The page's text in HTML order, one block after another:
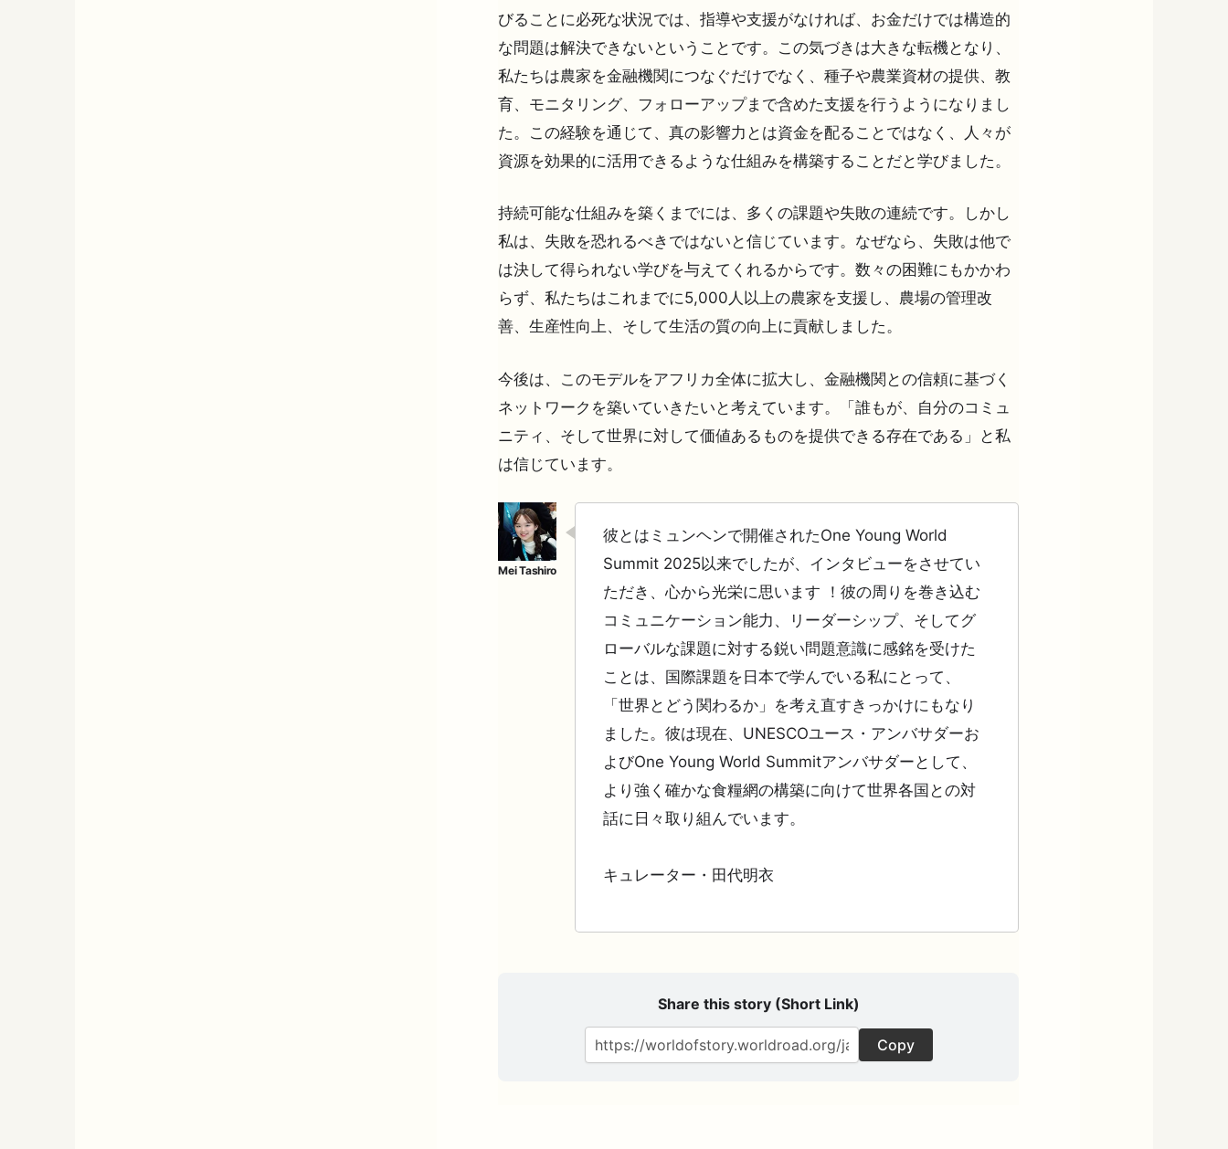
びることに必死な状況では、指導や支援がなければ、お金だけでは構造的
な問題は解決できないということです。この気づきは大きな転機となり、
私たちは農家を金融機関につなぐだけでなく、種子や農業資材の提供、教
育、モニタリング、フォローアップまで含めた支援を行うようになりまし
た。この経験を通じて、真の影響力とは資金を配ることではなく、人々が
資源を効果的に活用できるような仕組みを構築することだと学びました。
持続可能な仕組みを築くまでには、多くの課題や失敗の連続です。しかし
私は、失敗を恐れるべきではないと信じています。なぜなら、失敗は他で
は決して得られない学びを与えてくれるからです。数々の困難にもかかわ
らず、私たちはこれまでに5,000人以上の農家を支援し、農場の管理改
善、生産性向上、そして生活の質の向上に貢献しました。
今後は、このモデルをアフリカ全体に拡大し、金融機関との信頼に基づく
ネットワークを築いていきたいと考えています。「誰もが、自分のコミュ
ニティ、そして世界に対して価値あるものを提供できる存在である」と私
は信じています。
彼とはミュンヘンで開催されたOne Young World
Summit 2025以来でしたが、インタビューをさせてい
ただき、心から光栄に思います ！彼の周りを巻き込む
コミュニケーション能力、リーダーシップ、そしてグ
ローバルな課題に対する鋭い問題意識に感銘を受けた
ことは、国際課題を日本で学んでいる私にとって、
「世界とどう関わるか」を考え直すきっかけにもなり
ました。彼は現在、UNESCOユース・アンバサダーお
よびOne Young World Summitアンバサダーとして、
より強く確かな食糧網の構築に向けて世界各国との対
話に日々取り組んでいます。
キュレーター・田代明衣
Share this story (Short Link)
Copy